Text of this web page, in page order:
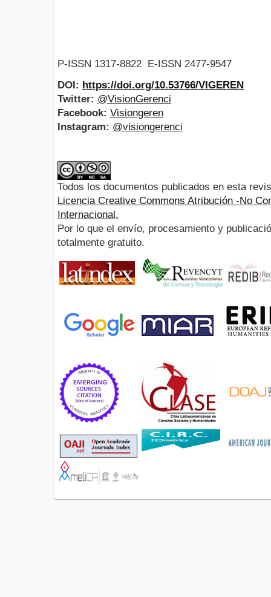
P-ISSN 1317-8822 E-ISSN 2477-9547
DOI: https://doi.org/10.53766/VIGEREN
Twitter: @VisionGerenci
Facebook: Visiongeren
Instagram: @visiongerenci
Todos los documentos publicados en esta
Licencia Creative Commons Atribución -No
Internacional.
Por lo que el envío, procesamiento y
totalmente gratuito.